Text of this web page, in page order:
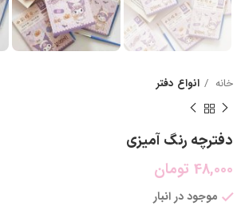
خانه انواع دفتر
دفترچه رنگ آمیزی
48,000 تومان
موجود در انبار